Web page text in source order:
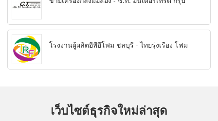
โรงงานผู้ผลิตอีพีอีโฟม ชลบุรี - ไทยรุ่งเรือง โฟม
เว็บไซต์ธุรกิจใหม่ล่าสุด